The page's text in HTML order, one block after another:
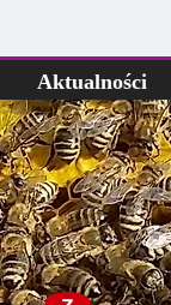
Aktualności